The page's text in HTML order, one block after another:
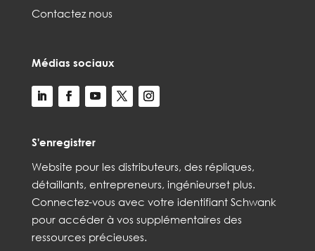
Contactez nous
Médias sociaux
S'enregistrer
Website pour les distributeurs, des répliques,
détaillants, entrepreneurs, ingénieurset plus.
Connectez-vous avec votre identifiant Schwank
pour accéder à vos supplémentaires des
ressources précieuses.